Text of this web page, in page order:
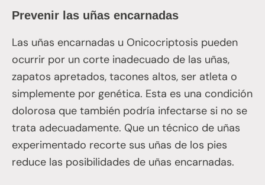
Prevenir las uñas encarnadas
Las uñas encarnadas u Onicocriptosis pueden
ocurrir por un corte inadecuado de las uñas,
zapatos apretados, tacones altos, ser atleta o
simplemente por genética. Esta es una condición
dolorosa que también podría infectarse si no se
trata adecuadamente. Que un técnico de uñas
experimentado recorte sus uñas de los pies
reduce las posibilidades de uñas encarnadas.